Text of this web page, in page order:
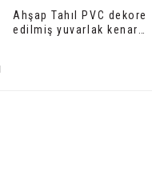
Ahşap Tahıl PVC dekore
edilmiş yuvarlak kenar